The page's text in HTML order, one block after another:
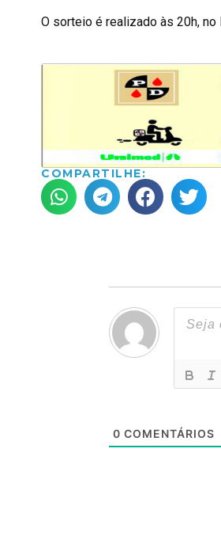
O sorteio é realizado às 20h, no
COMPARTILHE:
0 COMENTÁRIOS